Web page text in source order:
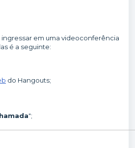
ingressar em uma videoconferência
é a seguinte:
do Hangouts;
";